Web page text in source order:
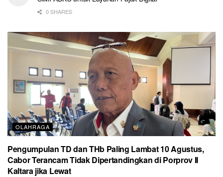
0 SHARES
OLAHRAGA
Pengumpulan TD dan THb Paling Lambat 10 Agustus,
Cabor Terancam Tidak Dipertandingkan di Porprov II
Kaltara jika Lewat